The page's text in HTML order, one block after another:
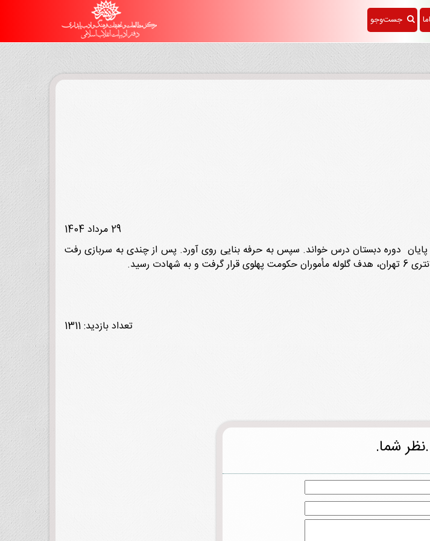
جست‌وجو
29 مرداد 1404
بدوستان به دنیا آمد. تا پایان دوره دبستان درس خواند. سپس به حرفه بنایی روی آورد. پس از چندی به سربازی رفت
تعداد بازدید: 1311
.نظر شما.